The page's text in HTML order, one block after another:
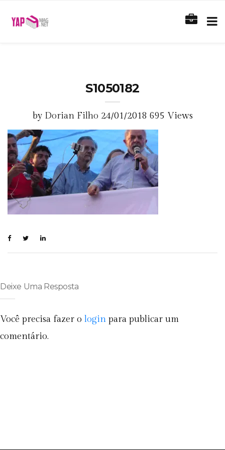
S1050182
by Dorian Filho 24/01/2018 695 Views
Deixe Uma Resposta
Você precisa fazer o login para publicar um
comentário.